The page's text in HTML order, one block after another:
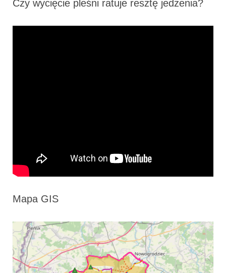
Czy wycięcie pleśni ratuje resztę jedzenia?
Mapa GIS